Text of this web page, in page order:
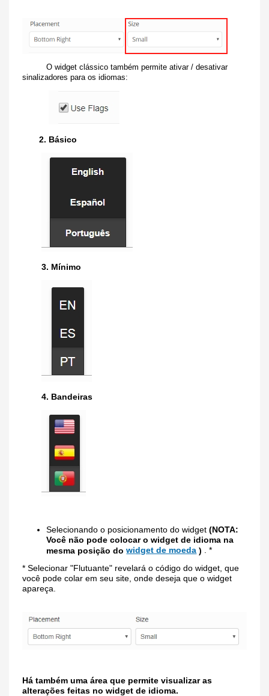
O widget clássico também permite ativar / desativar
sinalizadores para os idiomas:
2. Básico
3. Mínimo
4. Bandeiras
Selecionando o posicionamento do widget(NOTA:
Você não pode colocar o widget de idioma na
mesma posição dowidget de moeda )
. *
* Selecionar "Flutuante" revelará o código do widget, que
você pode colar em seu site, onde deseja que o widget
apareça.
Há também uma área que permite visualizar as
alterações feitas no widget de idioma.